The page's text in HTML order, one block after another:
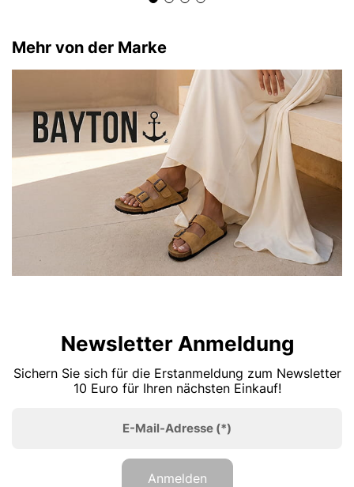
Mehr von der Marke
Newsletter Anmeldung
Sichern Sie sich für die Erstanmeldung zum Newsletter
10 Euro für Ihren nächsten Einkauf!
E-Mail-Adresse (*)
Anmelden